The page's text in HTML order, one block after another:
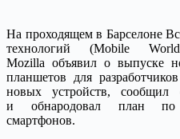
На проходящем в Барселоне
технологий (Mobile
Mozilla объявил о выпуске
планшетов для
новых устройств,
и обнародовал план по
смартфонов.